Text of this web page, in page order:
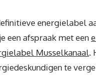
energielabel
een afspraak met een
Musselkanaal.
te